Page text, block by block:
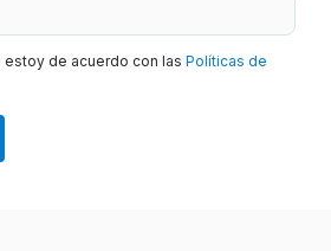
estoy de acuerdo con lasPolíticas de